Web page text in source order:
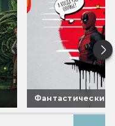
Фантастические